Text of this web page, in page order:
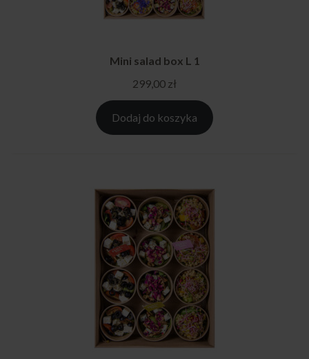
Mini salad box L 1
299,00 zł
Dodaj do koszyka